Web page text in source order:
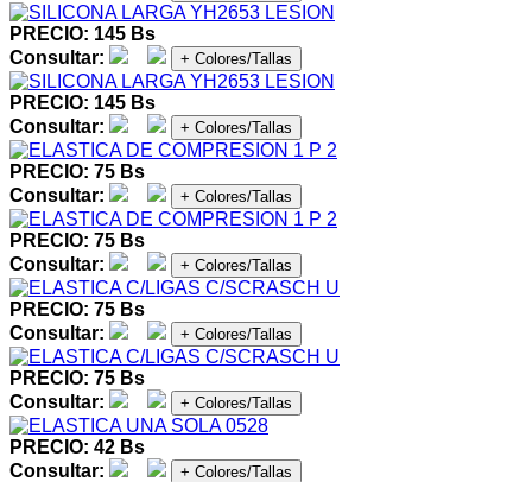
PRECIO: 145 Bs
Consultar:
+ Colores/Tallas
PRECIO: 145 Bs
Consultar:
+ Colores/Tallas
PRECIO: 75 Bs
Consultar:
+ Colores/Tallas
PRECIO: 75 Bs
Consultar:
+ Colores/Tallas
PRECIO: 75 Bs
Consultar:
+ Colores/Tallas
PRECIO: 75 Bs
Consultar:
+ Colores/Tallas
PRECIO: 42 Bs
Consultar:
+ Colores/Tallas